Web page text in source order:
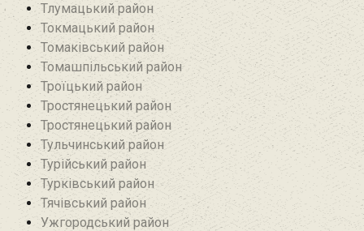
Тлумацький район
Токмацький район
Томаківський район
Томашпільський район
Троїцький район‎
Тростянецький район
Тростянецький район
Тульчинський район
Турійський район
Турківський район
Тячівський район
Ужгородський район